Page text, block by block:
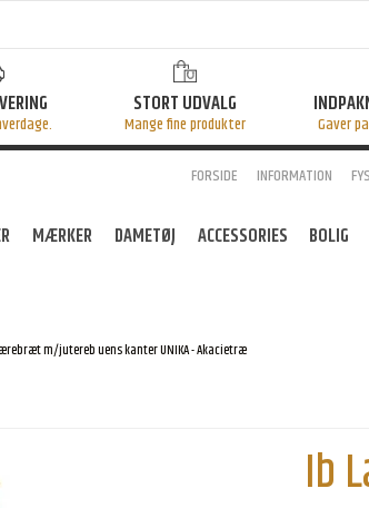
STORT UDVALG
Mange fine produkter Gaver
FORSIDE INFORMATION
MÆRKER DAMETØJ ACCESSORIES BOLIG
m/jutereb uens kanter UNIKA - Akacietræ
Ib